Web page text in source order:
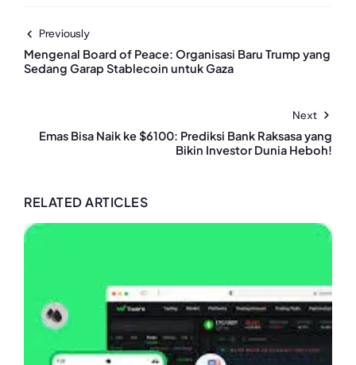
Previously
Mengenal Board of Peace: Organisasi Baru Trump yang
Sedang Garap Stablecoin untuk Gaza
Next
Emas Bisa Naik ke $6100: Prediksi Bank Raksasa yang
Bikin Investor Dunia Heboh!
RELATED ARTICLES